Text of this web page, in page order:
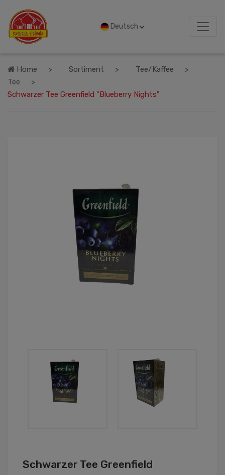
Deutsch
Home Sortiment
Tee/Kaffee
Tee
Schwarzer Tee Greenfield "Blueberry Nights"
Schwarzer Tee Greenfield